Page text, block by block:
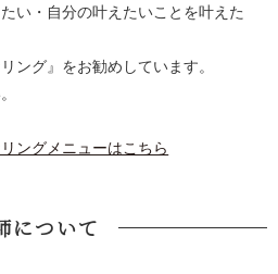
い・自分の叶えたいことを叶えた
ング』をお勧めしています。
ングメニューはこちら
について